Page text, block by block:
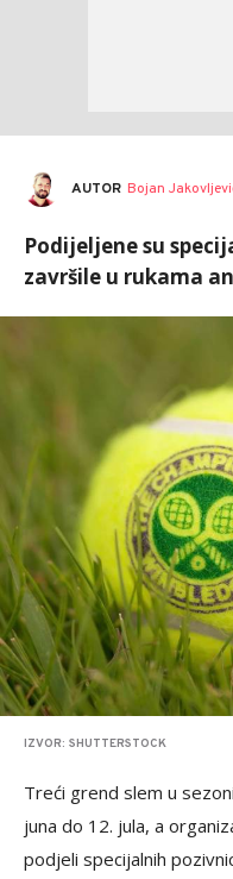
AUTOR Bojan
Podijeljene su
završile u rukama
IZVOR: SHUTTERSTOCK
Treći grend slem u sezoni
juna do 12. jula, a
podjeli specijalnih